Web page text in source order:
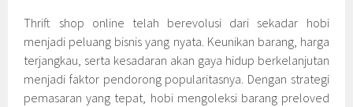
Thrift shop online telah berevolusi dari sekadar hobi
menjadi peluang bisnis yang nyata. Keunikan barang, harga
terjangkau, serta kesadaran akan gaya hidup berkelanjutan
menjadi faktor pendorong popularitasnya. Dengan strategi
pemasaran yang tepat, hobi mengoleksi barang preloved